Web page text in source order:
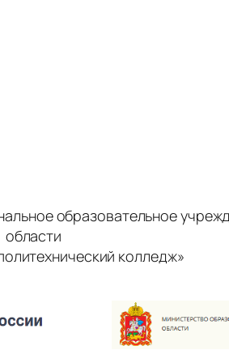
образовательное
области
колледж»